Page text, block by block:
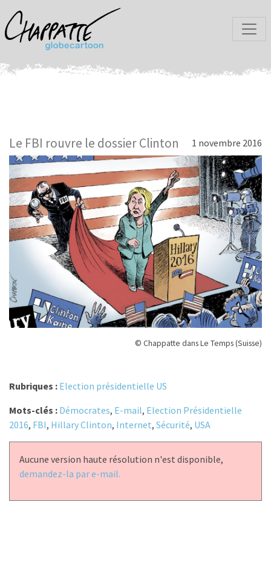
Le FBI rouvre le dossier Clinton 1 novembre 2016
© Chappatte dans Le Temps (Suisse)
Rubriques : Election présidentielle US
Mots-clés : Démocrates, E-mail, Election Présidentielle
2016, FBI, Hillary Clinton, Internet, Sécurité, USA
Aucune version haute résolution n'est disponible,
demandez-la par e-mail.